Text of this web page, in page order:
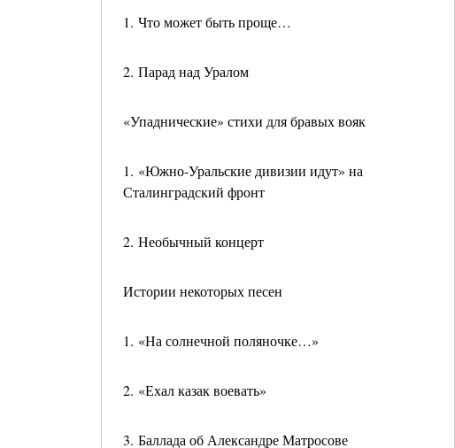
1. Что может быть проще…
2. Парад над Уралом
«Упаднические» стихи для бравых вояк
1. «Южно-Уральские дивизии идут» на
Сталинградский фронт
2. Необычный концерт
Истории некоторых песен
1. «На солнечной поляночке…»
2. «Ехал казак воевать»
3. Баллада об Александре Матросове